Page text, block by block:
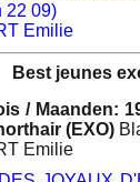
22 09)
Emilie
Best jeunes
/ Maanden:
(EXO)
Emilie